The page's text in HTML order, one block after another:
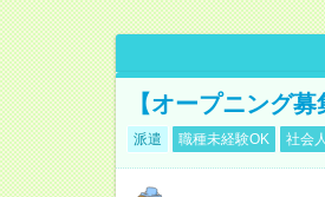
【オープニング
派遣 職種未経験OK 社会